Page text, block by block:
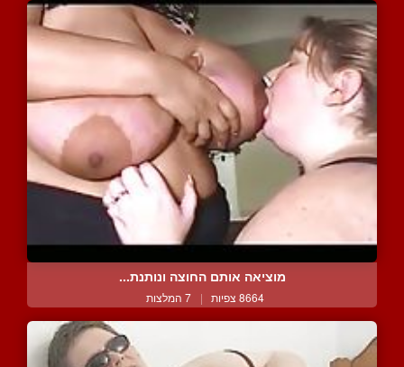
מוציאה אותם החוצה ונותנת...
8664 צפיות | 7 המלצות